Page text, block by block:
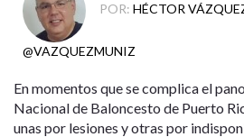
POR: HÉCTOR
@VAZQUEZMUNIZ
En momentos que se complica el
Nacional de Baloncesto de Puerto
unas por lesiones y otras por